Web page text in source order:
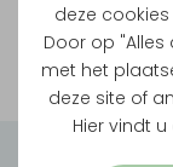
deze
Door op
met het
deze site of
Hier vindt u